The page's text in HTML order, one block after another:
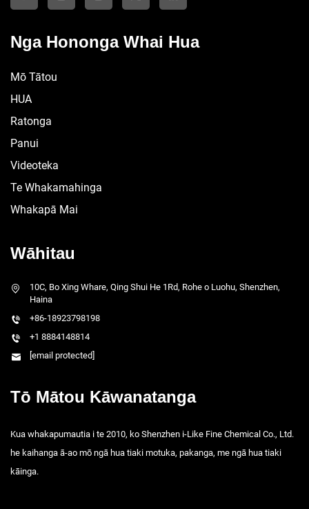
Nga Hononga Whai Hua
Mō Tātou
HUA
Ratonga
Panui
Videoteka
Te Whakamahinga
Whakapā Mai
Wāhitau
10C, Bo Xing Whare, Qing Shui He 1Rd, Rohe o Luohu, Shenzhen,
Haina
+86-18923798198
+1 8884148814
[email protected]
Tō Mātou Kāwanatanga
Kua whakapumautia i te 2010, ko Shenzhen i-Like Fine Chemical Co., Ltd.
he kaihanga ā-ao mō ngā hua tiaki motuka, pakanga, me ngā hua tiaki
kāinga.